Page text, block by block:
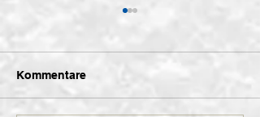
Kommentare